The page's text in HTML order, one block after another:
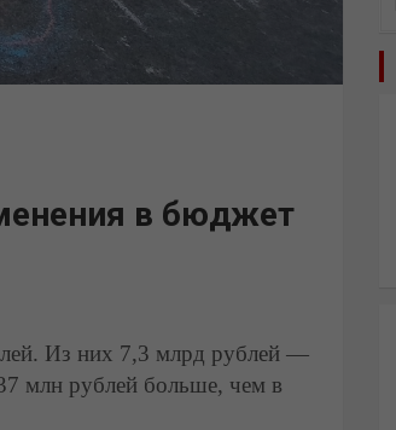
в бюджет
Из них 7,3 млрд рублей —
млн рублей больше, чем в